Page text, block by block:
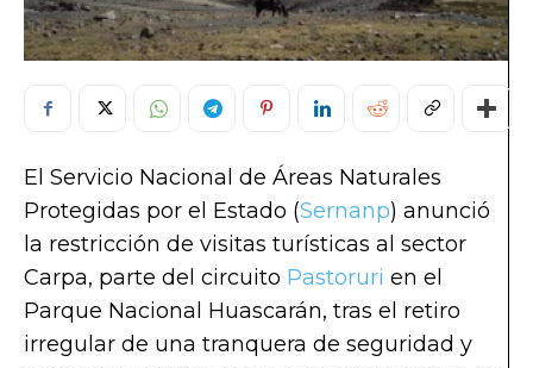
El Servicio Nacional de Áreas Naturales
Protegidas por el Estado (Sernanp) anunció
la restricción de visitas turísticas al sector
Carpa, parte del circuito Pastoruri en el
Parque Nacional Huascarán, tras el retiro
irregular de una tranquera de seguridad y